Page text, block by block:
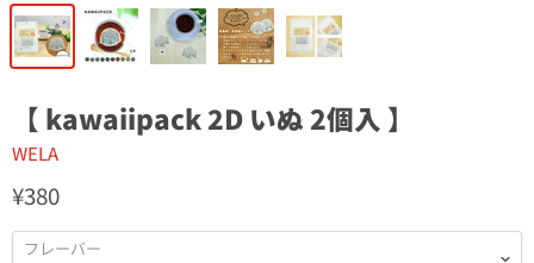
【 kawaiipack 2D いぬ 2個入 】
WELA
¥380
フレーバー